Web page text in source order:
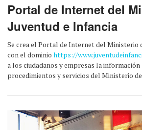
Portal de Internet del
Juventud e Infancia
Se crea el Portal de Internet del Ministerio
con el dominio https://
a los ciudadanos y empresas la
procedimientos y servicios del Ministerio